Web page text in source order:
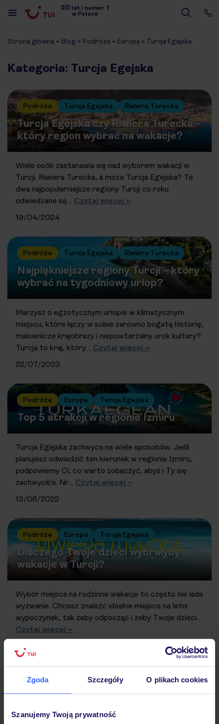
Zgoda Szczegóły O plikach cookies
Szanujemy Twoją prywatność
30 lat | numer 1
w Polsce
Strona główna » Blog » Podróże » Europa » Turcja Egejska
Kategoria: Turcja Egejska
Podróże Turcja Egejska Riwiera Turecka
Turcja Egejska czy Riwiera Turecka –
który region wybrać na wakacje?
Wiele osób zastanawia się nad wyborem wakacji w
Turcji. Riwiera Turecka, a może Turcja Egejska? Te
dwa najpopularniejsze regiony Turcji co roku
odwiedzane są… Czytaj więcej ››
19/04/2024
Podróże Turcja Egejska Riwiera Turecka
Najpiękniejsze regiony Turcji – który
wybrać na tygodniowy urlop?
Marzysz o egzotycznym urlopie w klimatycznym
miejscu, które łączy w sobie zarówno bogatą historię,
malownicze krajobrazy i niepowtarzalny urok kultury?
Turcja to kraj, który… Czytaj więcej ››
22/07/2023
Podróże Europa Turcja Egejska
Top 5 atrakcji w regionie Izmiru
Turcja Egejska zachwyca na wiele sposobów. Jeśli
planujesz odwiedzić ten kierunek w regionie Izmiru,
podpowiemy Ci, co warto zobaczyć, abyś i Ty się
zachwycił/a. Nr… Czytaj więcej ››
13/06/2022
Podróże Europa Turcja Egejska
Dlaczego Twoje dzieci wybrałyby
wakacje w Turcji?
Wybór miejsca na rodzinne wakacje to często nie lada
wyzwanie. Chcesz znaleźć idealne miejsce na letni
wypoczynek, tak żeby odpocząć i żeby Twoje dzieci…
Czytaj więcej ››
13/06/2022
Starsze wpisy »